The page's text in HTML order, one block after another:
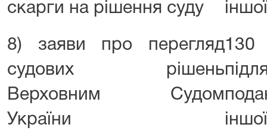
скарги на рішення суду
8) заяви про перегляд
судових рішень
Верховним Судом
України
130